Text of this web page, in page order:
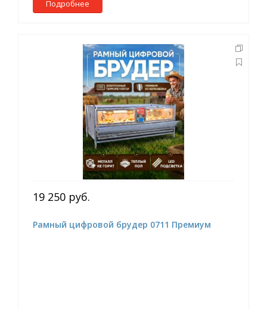
Подробнее
19 250 руб.
Рамный цифровой брудер 0711 Премиум